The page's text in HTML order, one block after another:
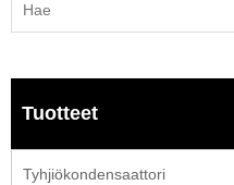
Tuotteet
Tyhjiökondensaattori